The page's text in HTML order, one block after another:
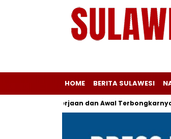
HOME BERITA SULAWESI
Ketenagakerjaan dan Awal Terbongkarnya